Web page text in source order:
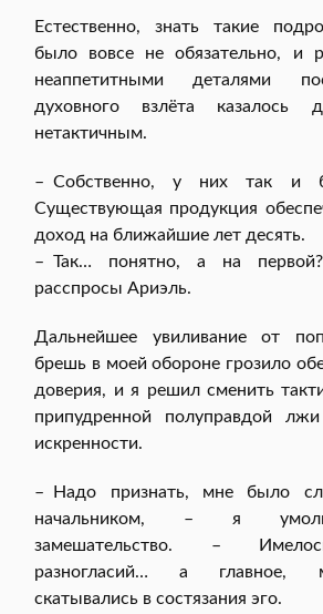
Естественно, знать такие
было вовсе не обязательно, и
неаппетитными деталями
духовного взлёта казалось
нетактичным.
– Собственно, у них так и
Существующая продукция
доход на ближайшие лет десять.
– Так… понятно, а на
расспросы Ариэль.
Дальнейшее увиливание от
брешь в моей обороне грозило
доверия, и я решил сменить
припудренной полуправдой
искренности.
– Надо признать, мне было
начальником, – я
замешательство. –
разногласий… а главное,
скатывались в состязания эго.